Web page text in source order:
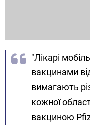
"Лікарі
вакцинами
вимагають
кожної
вакциною